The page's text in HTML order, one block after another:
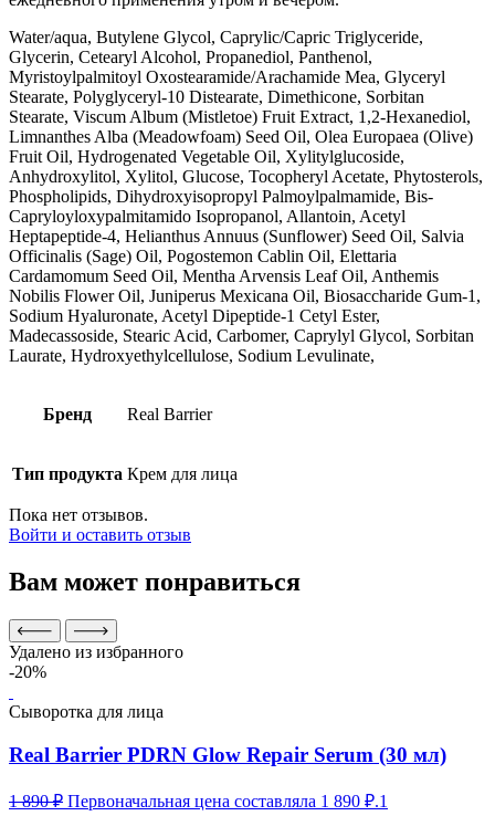
Water/aqua, Butylene Glycol, Caprylic/Capric Triglyceride,
Glycerin, Cetearyl Alcohol, Propanediol, Panthenol,
Myristoylpalmitoyl Oxostearamide/Arachamide Mea, Glyceryl
Stearate, Polyglyceryl-10 Distearate, Dimethicone, Sorbitan
Stearate, Viscum Album (Mistletoe) Fruit Extract, 1,2-Hexanediol,
Limnanthes Alba (Meadowfoam) Seed Oil, Olea Europaea (Olive)
Fruit Oil, Hydrogenated Vegetable Oil, Xylitylglucoside,
Anhydroxylitol, Xylitol, Glucose, Tocopheryl Acetate, Phytosterols,
Phospholipids, Dihydroxyisopropyl Palmoylpalmamide, Bis-
Capryloyloxypalmitamido Isopropanol, Allantoin, Acetyl
Heptapeptide-4, Helianthus Annuus (Sunflower) Seed Oil, Salvia
Officinalis (Sage) Oil, Pogostemon Cablin Oil, Elettaria
Cardamomum Seed Oil, Mentha Arvensis Leaf Oil, Anthemis
Nobilis Flower Oil, Juniperus Mexicana Oil, Biosaccharide Gum-1,
Sodium Hyaluronate, Acetyl Dipeptide-1 Cetyl Ester,
Madecassoside, Stearic Acid, Carbomer, Caprylyl Glycol, Sorbitan
Laurate, Hydroxyethylcellulose, Sodium Levulinate,
Бренд Real Barrier
Тип продукта Крем для лица
Пока нет отзывов.
Войти и оставить отзыв
Вам может понравиться
Удалено из избранного
-20%
Сыворотка для лица
Real Barrier PDRN Glow Repair Serum (30 мл)
1 890₽ Первоначальная цена составляла 1 890 ₽.1